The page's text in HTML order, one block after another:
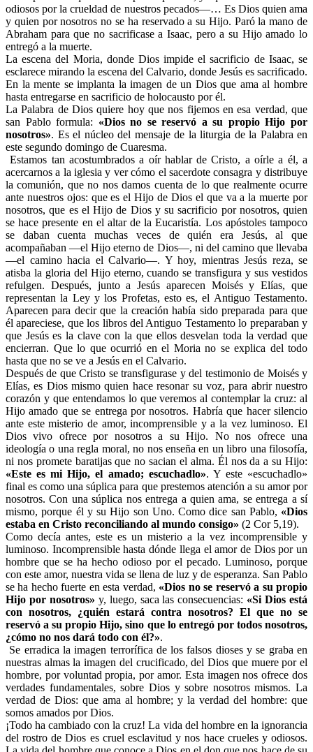
odiosos por la crueldad de nuestros pecados—… Es Dios quien ama
y quien por nosotros no se ha reservado a su Hijo. Paró la mano de
Abraham para que no sacrificase a Isaac, pero a su Hijo amado lo
entregó a la muerte.
La escena del Moria, donde Dios impide el sacrificio de Isaac, se
esclarece mirando la escena del Calvario, donde Jesús es sacrificado.
En la mente se implanta la imagen de un Dios que ama al hombre
hasta entregarse en sacrificio de holocausto por él.
La Palabra de Dios quiere hoy que nos fijemos en esa verdad, que
san Pablo formula: «Dios no se reservó a su propio Hijo por
nosotros». Es el núcleo del mensaje de la liturgia de la Palabra en
este segundo domingo de Cuaresma.
Estamos tan acostumbrados a oír hablar de Cristo, a oírle a él, a
acercarnos a la iglesia y ver cómo el sacerdote consagra y distribuye
la comunión, que no nos damos cuenta de lo que realmente ocurre
ante nuestros ojos: que es el Hijo de Dios el que va a la muerte por
nosotros, que es el Hijo de Dios y su sacrificio por nosotros, quien
se hace presente en el altar de la Eucaristía. Los apóstoles tampoco
se daban cuenta muchas veces de quién era Jesús, al que
acompañaban —el Hijo eterno de Dios—, ni del camino que llevaba
—el camino hacia el Calvario—. Y hoy, mientras Jesús reza, se
atisba la gloria del Hijo eterno, cuando se transfigura y sus vestidos
refulgen. Después, junto a Jesús aparecen Moisés y Elías, que
representan la Ley y los Profetas, esto es, el Antiguo Testamento.
Aparecen para decir que la creación había sido preparada para que
él apareciese, que los libros del Antiguo Testamento lo preparaban y
que Jesús es la clave con la que ellos desvelan toda la verdad que
encierran. Que lo que ocurrió en el Moria no se explica del todo
hasta que no se ve a Jesús en el Calvario.
Después de que Cristo se transfigurase y del testimonio de Moisés y
Elías, es Dios mismo quien hace resonar su voz, para abrir nuestro
corazón y que entendamos lo que veremos al contemplar la cruz: al
Hijo amado que se entrega por nosotros. Habría que hacer silencio
ante este misterio de amor, incomprensible y a la vez luminoso. El
Dios vivo ofrece por nosotros a su Hijo. No nos ofrece una
ideología o una regla moral, no nos enseña en un libro una filosofía,
ni nos promete baratijas que no sacian el alma. Él nos da a su Hijo:
«Este es mi Hijo, el amado; escuchadlo». Y este «escuchadlo»
final es como una súplica para que prestemos atención a su amor por
nosotros. Con una súplica nos entrega a quien ama, se entrega a sí
mismo, porque él y su Hijo son Uno. Como dice san Pablo, «Dios
estaba en Cristo reconciliando al mundo consigo» (2 Cor 5,19).
Como decía antes, este es un misterio a la vez incomprensible y
luminoso. Incomprensible hasta dónde llega el amor de Dios por un
hombre que se ha hecho odioso por el pecado. Luminoso, porque
con este amor, nuestra vida se llena de luz y de esperanza. San Pablo
se ha hecho fuerte en esta verdad, «Dios no se reservó a su propio
Hijo por nosotros» y, luego, saca las consecuencias: «Si Dios está
con nosotros, ¿quién estará contra nosotros? El que no se
reservó a su propio Hijo, sino que lo entregó por todos nosotros,
¿cómo no nos dará todo con él?».
Se erradica la imagen terrorífica de los falsos dioses y se graba en
nuestras almas la imagen del crucificado, del Dios que muere por el
hombre, por voluntad propia, por amor. Esta imagen nos ofrece dos
verdades fundamentales, sobre Dios y sobre nosotros mismos. La
verdad de Dios: que ama al hombre; y la verdad del hombre: que
somos amados por Dios.
¡Todo ha cambiado con la cruz! La vida del hombre en la ignorancia
del rostro de Dios es cruel esclavitud y nos hace crueles y odiosos.